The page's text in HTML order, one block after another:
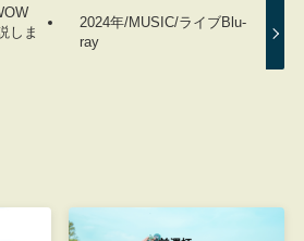
しま
2024年/MUSIC/ライブBlu-
ray